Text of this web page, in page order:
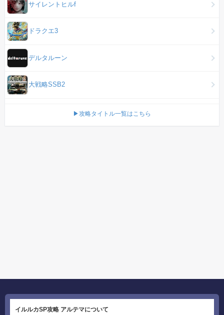
サイレントヒルf
ドラクエ3
デルタルーン
大戦略SSB2
▶攻略タイトル一覧はこちら
イルルカSP攻略 アルテマについて